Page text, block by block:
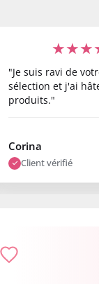
"Je suis ravi de
sélection et j'ai
produits."
Corina
Client vérifié